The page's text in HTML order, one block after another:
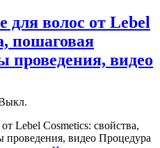
для волос от Lebel
пошаговая
проведения, видео
Lebel Cosmetics: свойства,
проведения, видео Процедура